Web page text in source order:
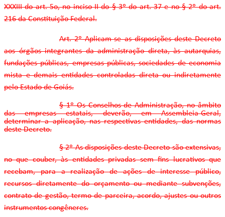
XXXIII do art. 5o, no inciso II do § 3º do art. 37 e no § 2º do art.
216 da Constituição Federal.
Art. 2º Aplicam-se as disposições deste Decreto
aos órgãos integrantes da administração direta, às autarquias,
fundações públicas, empresas públicas, sociedades de economia
mista e demais entidades controladas direta ou indiretamente
pelo Estado de Goiás.
§ 1º Os Conselhos de Administração, no âmbito
das empresas estatais, deverão, em Assembleia-Geral,
determinar a aplicação, nas respectivas entidades, das normas
deste Decreto.
§ 2º As disposições deste Decreto são extensivas,
no que couber, às entidades privadas sem fins lucrativos que
recebam, para a realização de ações de interesse público,
recursos diretamente do orçamento ou mediante subvenções,
contrato de gestão, termo de parceira, acordo, ajustes ou outros
instrumentos congêneres.